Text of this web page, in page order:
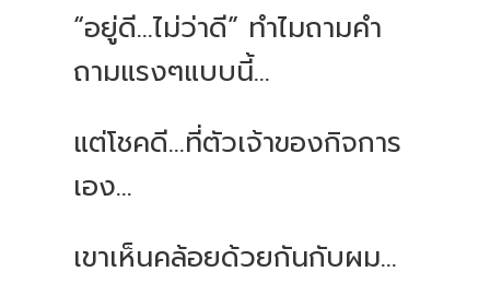
“อยู่ดี...ไม่ว่าดี” ทำไมถามคำ
ถามแรงๆแบบนี้...
แต่โชคดี...ที่ตัวเจ้าของกิจการ
เอง...
เขาเห็นคล้อยด้วยกันกับผม...